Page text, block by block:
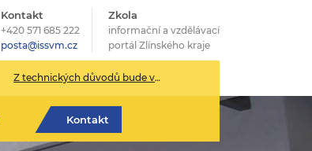
Kontakt
+420 571 685 222
posta@issvm.cz
Zkola
informační a vzdělávací
portál Zlínského kraje
Z technických důvodů bude v pondělí 13. července sekretariát školy uzavřen.
Kontakt